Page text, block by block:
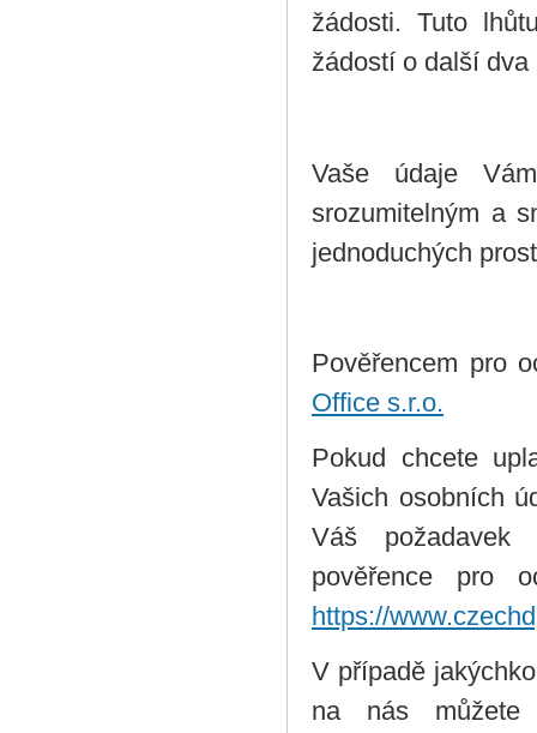
žádosti. Tuto
žádostí o další
Vaše údaje
srozumitelným a
jednoduchých
Pověřencem pro
Office s.r.o.
Pokud chcete
Vašich osobních
Váš požadavek
pověřence pro
https://
V případě
na nás můžete